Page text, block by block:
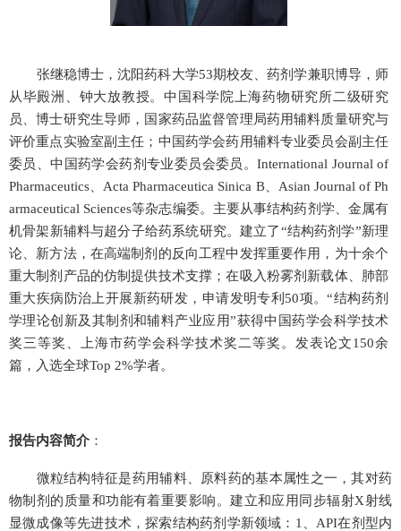
张继稳博士，沈阳药科大学53期校友、药剂学兼职博导，师
从毕殿洲、钟大放教授。中国科学院上海药物研究所二级研究
员、博士研究生导师，国家药品监督管理局药用辅料质量研究与
评价重点实验室副主任；中国药学会药用辅料专业委员会副主任
委员、中国药学会药剂专业委员会委员。International Journal of
Pharmaceutics、Acta Pharmaceutica Sinica B、Asian Journal of Ph
armaceutical Sciences等杂志编委。主要从事结构药剂学、金属有
机骨架新辅料与超分子给药系统研究。建立了“结构药剂学”新理
论、新方法，在高端制剂的反向工程中发挥重要作用，为十余个
重大制剂产品的仿制提供技术支撑；在吸入粉雾剂新载体、肺部
重大疾病防治上开展新药研发，申请发明专利 50项。“结构药剂
学理论创新及其制剂和辅料产业应用”获得中国药学会科学技术
奖三等奖、上海市药学会科学技术奖二等奖。发表论文150余
篇，入选全球Top 2%学者。
报告内容简介 ：
微粒结构特征是药用辅料、原料药的基本属性之一，其对药
物制剂的质量和功能有着重要影响。建立和应用同步辐射X射线
显微成像等先进技术，探索结构药剂学新领域： 1、API在剂型内